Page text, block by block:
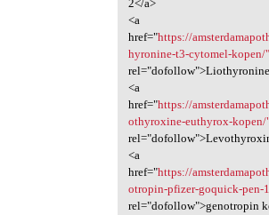
2</a>
<a
href="https://
hyronine-t3-cytomel-kopen/"
<a
href="https://
othyroxine-euthyrox-kopen/
<a
href="https://
otropin-pfizer-goquick-pen-
rel="dofollow">genotropin